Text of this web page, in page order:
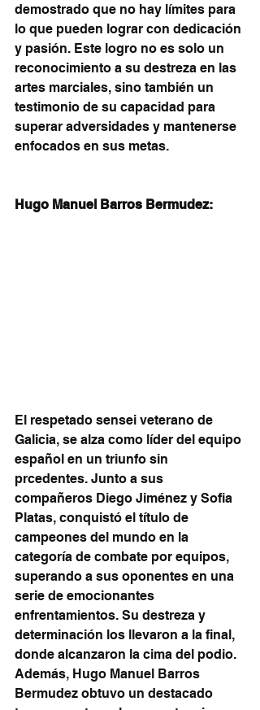
demostrado que no hay límites para
lo que pueden lograr con dedicación
y pasión. Este logro no es solo un
reconocimiento a su destreza en las
artes marciales, sino también un
testimonio de su capacidad para
superar adversidades y mantenerse
enfocados en sus metas.
Hugo Manuel Barros Bermudez:
El respetado sensei veterano de
Galicia, se alza como líder del equipo
español en un triunfo sin
prcedentes. Junto a sus
compañeros Diego Jiménez y Sofia
Platas, conquistó el título de
campeones del mundo en la
categoría de combate por equipos,
superando a sus oponentes en una
serie de emocionantes
enfrentamientos. Su destreza y
determinación los llevaron a la final,
donde alcanzaron la cima del podio.
Además, Hugo Manuel Barros
Bermudez obtuvo un destacado